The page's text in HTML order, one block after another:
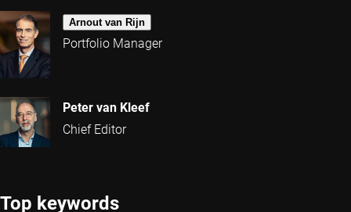
Arnout van Rijn
Portfolio Manager
Peter van Kleef
Chief Editor
Top keywords